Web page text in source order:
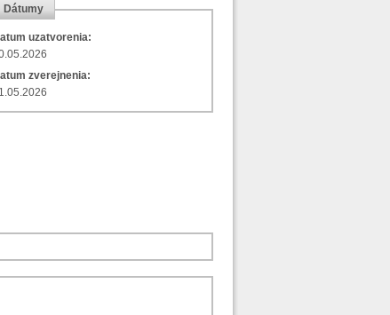
Dátumy
uzatvorenia:
zverejnenia: